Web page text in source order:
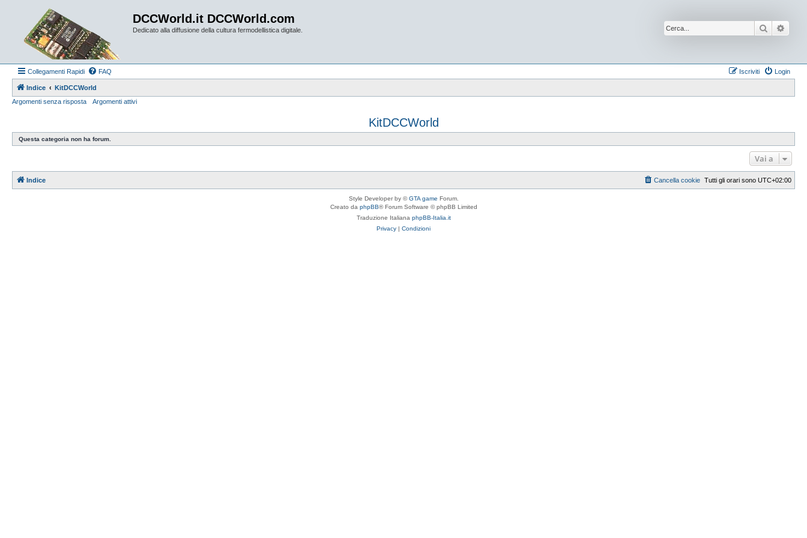
DCCWorld.it DCCWorld.com
Dedicato alla diffusione della cultura fermodellistica digitale. Cerca
Collegamenti Rapidi FAQ Login
Iscriviti
Indice
KitDCCWorld
Argomenti senza risposta
Argomenti attivi
KitDCCWorld
Questa categoria non ha forum.
Vai a
Indice Tutti gli orari sono UTC+02:00
Cancella cookie
Style Developer by ©GTA game Forum.
Creato da phpBB® Forum Software © phpBB Limited
Traduzione Italiana phpBB-Italia.it
Privacy | Condizioni